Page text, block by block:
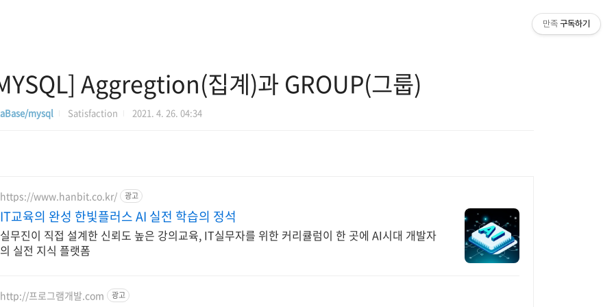
Aggregtion(집계)과 GROUP(그룹)
mysql Satisfaction 2021. 4. 26. 04:34
https://www.hanbit.co.kr/ 광고
IT교육의 완성 한빛플러스 AI 실전 학습의 정석
실무진이 직접 설계한 신뢰도 높은 강의교육, IT실무자를 위한 커리큘럼이 한 곳에 AI시대 개발자
의 실전 지식 플랫폼
http://프로그램개발.com 광고
만족 구독하기